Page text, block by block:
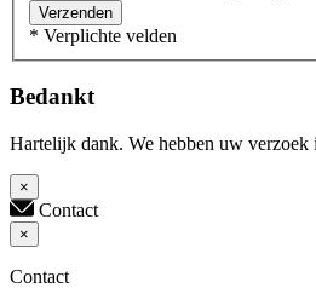
Verzenden
* Verplichte velden
Bedankt
Hartelijk dank. We hebben uw verzoek
×
Contact
×
Contact